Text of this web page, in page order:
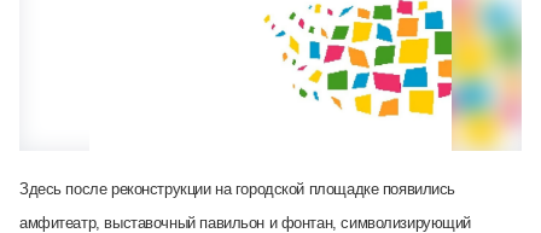
Здесь после реконструкции на городской площадке появились
амфитеатр, выставочный павильон и фонтан, символизирующий